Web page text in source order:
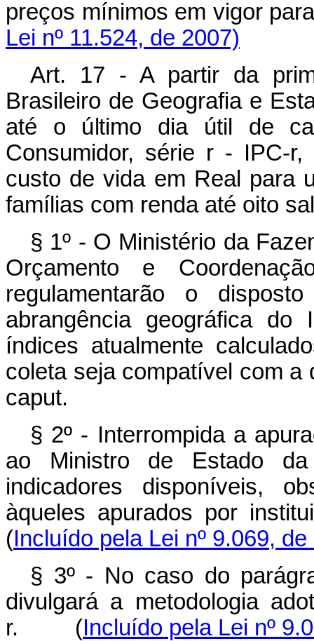
preços mínimos em vigor
Lei nº 11.524, de 2007)
Art. 17 - A partir da
Brasileiro de Geografia e
até o último dia útil de
Consumidor, série r - IPC-
custo de vida em Real para
famílias com renda até oito
§ 1º - O Ministério da
Orçamento e
regulamentarão o
abrangência geográfica
índices atualmente
coleta seja compatível com a
caput.
§ 2º - Interrompida a
ao Ministro de Estado
indicadores disponíveis,
àqueles apurados por
(Incluído pela Lei nº 9.069,
§ 3º - No caso do
divulgará a metodologia
r. (Incluído pela Lei nº